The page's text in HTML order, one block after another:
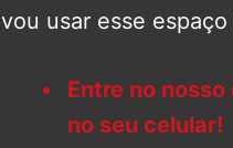
vou usar esse
Entre no
no seu celular!